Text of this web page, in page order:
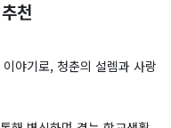
천
야기로, 청춘의 설렘과 사랑